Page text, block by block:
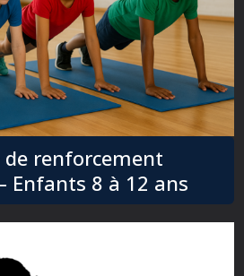
renforcement
Enfants 8 à 12 ans